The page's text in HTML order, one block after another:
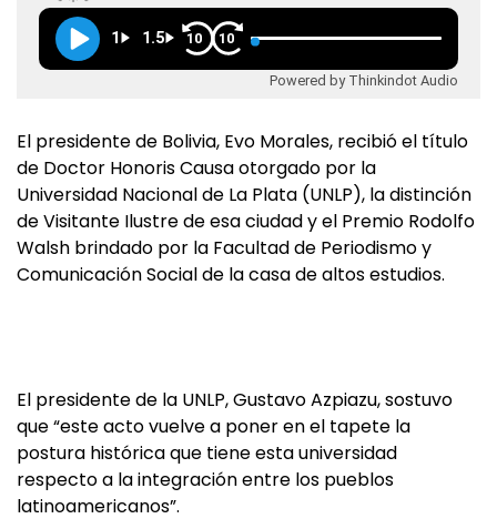
1 1.5 10 10
Powered by Thinkindot Audio
El presidente de Bolivia, Evo Morales, recibió el título
de Doctor Honoris Causa otorgado por la
Universidad Nacional de La Plata (UNLP), la distinción
de Visitante Ilustre de esa ciudad y el Premio Rodolfo
Walsh brindado por la Facultad de Periodismo y
Comunicación Social de la casa de altos estudios.
El presidente de la UNLP, Gustavo Azpiazu, sostuvo
que “este acto vuelve a poner en el tapete la
postura histórica que tiene esta universidad
respecto a la integración entre los pueblos
latinoamericanos”.